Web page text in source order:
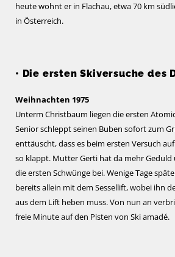
heute wohnt er in Flachau, etwa 70 km
in Österreich.
• Die ersten Skiversuche des
Weihnachten 1975
Unterm Christbaum liegen die ersten
Senior schleppt seinen Buben sofort zum
enttäuscht, dass es beim ersten Versuch
so klappt. Mutter Gerti hat da mehr
die ersten Schwünge bei. Wenige Tage
bereits allein mit dem Sessellift, wobei ihn
aus dem Lift heben muss. Von nun an
freie Minute auf den Pisten von Ski amadé.